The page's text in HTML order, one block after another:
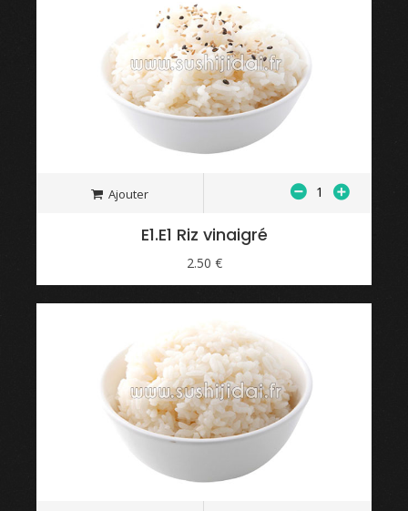
Ajouter
E1.E1 Riz vinaigré
2.50 €